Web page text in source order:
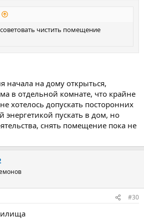
чистить помещение
начала на дому открыться,
в отдельной комнате, что крайне
хотелось допускать посторонних
энергетикой пускать в дом, но
снять помещение пока не
#30